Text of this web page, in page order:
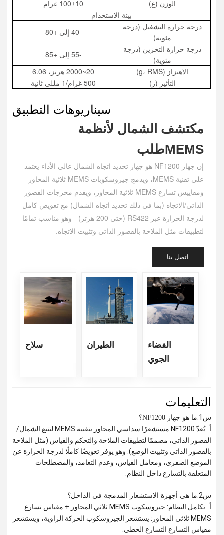
الوزن (غ)
100±10 غرام
بيئة الاستخدام
درجة حرارة التشغيل (درجة
مئوية)
-40 إلى +80
درجة حرارة التخزين (درجة
مئوية)
-55 إلى +85
الاهتزاز (g، RMS)
20~2000 هرتز، 6.06
التأثير (ز)
500 غرام/1 مللي ثانية
سيناريوهات التطبيق
مكتشف الشمال لأنظمة
MEMSطلب
إن جهاز NF1200 هو جهاز تحديد اتجاه الشمال عالي الأداء يعتمد
على تقنية MEMS، ويدمج جيروسكوبات MEMS ثلاثية المحاور
ومقاييس تسارع MEMS ثلاثية المحاور، ويقدم مخرجات القصور
الذاتي/الاتجاه (بما في ذلك تحديد اتجاه الشمال) مع تعويض كامل
لدرجة الحرارة عبر RS422 (حتى 200 هرتز) - وهو مناسب تمامًا
لتطبيقات مثل الملاحة بالقصور الذاتي وتثبيت الاتجاه.
اتصل بنا
الفضاء
الجوي
الطيران سلاح
التعليمات
س1.
ما هو جهاز NF1200؟
أ:
يُعدّ NF1200 مستشعرًا سداسي المحاور بتقنية MEMS لتتبع الشمال/
القصور الذاتي، مصممًا لتطبيقات الملاحة والتحكم والقياس (مثل الملاحة
بالقصور الذاتي وتثبيت الوضع). وهو يوفر تعويضًا كاملًا لدرجة الحرارة عن
الموضع الصفري، ومعامل القياس، وعدم التعامد، والمصطلحات
المتعلقة بالتسارع داخل النظام.
س2.
ما هي أجهزة الاستشعار المدمجة في الداخل؟
أ:
تكامل النظام: جيروسكوب MEMS ثلاثي المحاور + مقياس تسارع
MEMS ثلاثي المحاور: يستشعر الجيروسكوب الحركة الزاوية، ويستشعر
مقياس التسارع التسارع الخطي.